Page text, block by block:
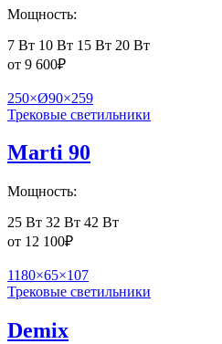
Мощность:
7 Вт 10 Вт 15 Вт 20 Вт
от 9 600₽
250×Ø90×259
Трековые светильники
Marti 90
Мощность:
25 Вт 32 Вт 42 Вт
от 12 100₽
1180×65×107
Трековые светильники
Demix